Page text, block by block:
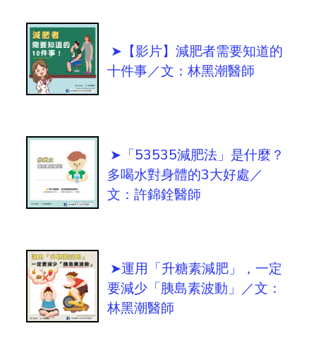
➤【影片】減肥者需要知道的
十件事／文：林黑潮醫師
➤「53535減肥法」是什麼？
多喝水對身體的3大好處／
文：許錦銓醫師
➤運用「升糖素減肥」，一定
要減少「胰島素波動」／文：
林黑潮醫師